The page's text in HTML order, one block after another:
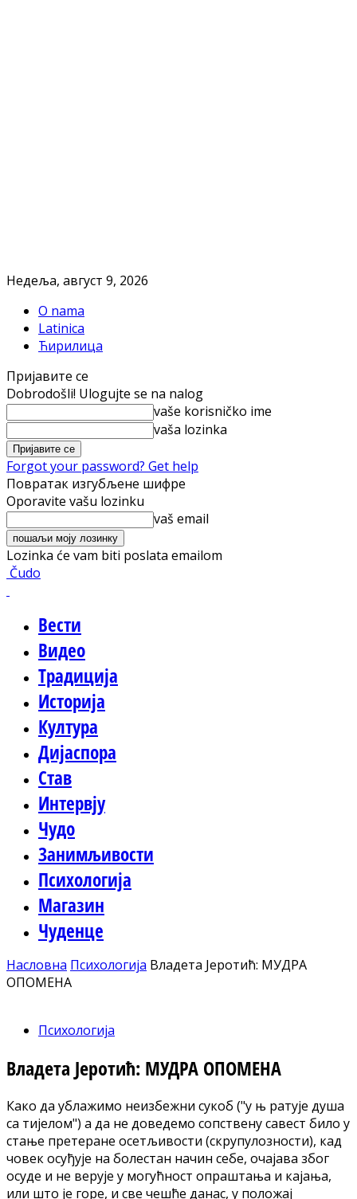
Недеља, август 9, 2026
O nama
Latinica
Ћирилица
Пријавите се
Dobrodošli! Ulogujte se na nalog
vaše korisničko ime
vaša lozinka
Forgot your password? Get help
Повратак изгубљене шифре
Oporavite vašu lozinku
vaš email
Lozinka će vam biti poslata emailom
Čudo
Вести
Видео
Традиција
Историја
Култура
Дијаспора
Став
Интервју
Чудо
Занимљивости
Психологија
Магазин
Чуденце
Насловна Психологија Владета Јеротић: МУДРА
ОПОМЕНА
Психологија
Владета Јеротић: МУДРА ОПОМЕНА
Како да ублажимо неизбежни сукоб ("у њ ратује душа
са тијелом") а да не доведемо сопствену савест било у
стање претеране осетљивости (скрупулозности), кад
човек осуђује на болестан начин себе, очајава због
осуде и не верује у могућност опраштања и кајања,
или што је горе, и све чешће данас, у положај